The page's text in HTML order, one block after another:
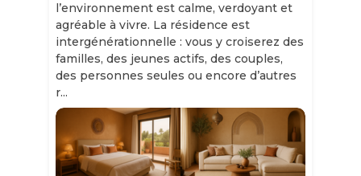
l’environnement est calme, verdoyant et
agréable à vivre. La résidence est
intergénérationnelle : vous y croiserez des
familles, des jeunes actifs, des couples,
des personnes seules ou encore d’autres
r...
Slide 1 of 11